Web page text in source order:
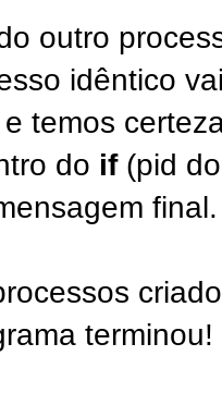
outro
idêntico
temos
do if(pid
final.
terminou!